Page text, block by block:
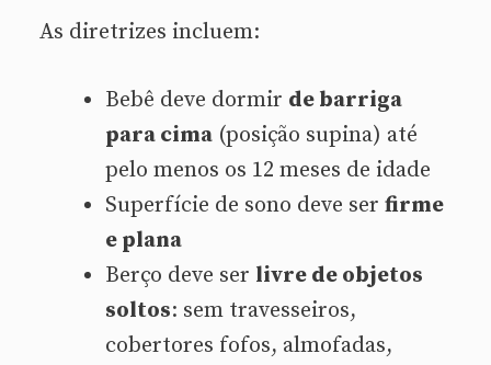
As diretrizes incluem:
Bebê deve dormir de barriga
para cima (posição supina) até
pelo menos os 12 meses de idade
Superfície de sono deve ser firme
e plana
Berço deve ser livre de objetos
soltos: sem travesseiros,
cobertores fofos, almofadas,